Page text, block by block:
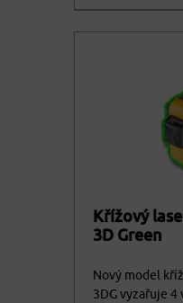
Křížový
3D Green
Nový model
3DG vyzařuje